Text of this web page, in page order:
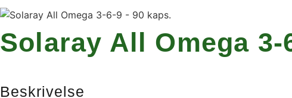
Solaray All Omega 3-
Beskrivelse